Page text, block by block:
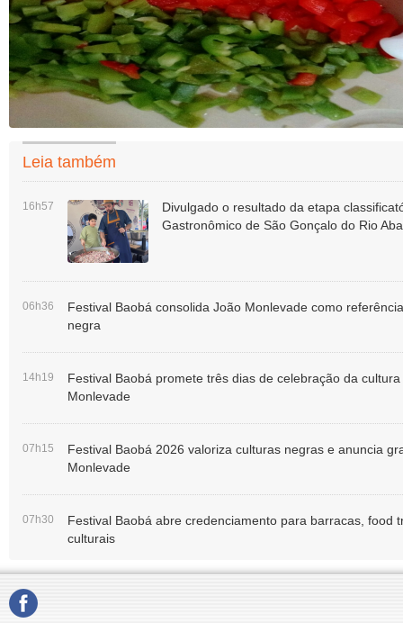
Leia também
16h57
Divulgado o resultado da etapa
Gastronômico de São Gonçalo do Rio
06h36
Festival Baobá consolida João Monlevade como
negra
14h19
Festival Baobá promete três dias de celebração da
Monlevade
07h15
Festival Baobá 2026 valoriza culturas negras e anuncia
Monlevade
07h30
Festival Baobá abre credenciamento para barracas, food
culturais